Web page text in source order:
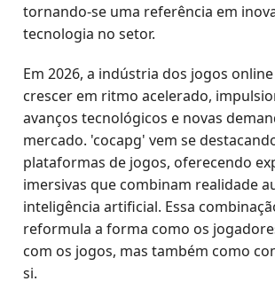
tornando-se uma referência em
tecnologia no setor.
Em 2026, a indústria dos jogos
crescer em ritmo acelerado,
avanços tecnológicos e novas
mercado. 'cocapg' vem se
plataformas de jogos, oferecendo
imersivas que combinam realidade
inteligência artificial. Essa
reformula a forma como os
com os jogos, mas também como
si.